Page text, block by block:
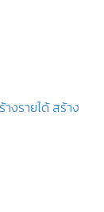
งรายได้ สร้าง